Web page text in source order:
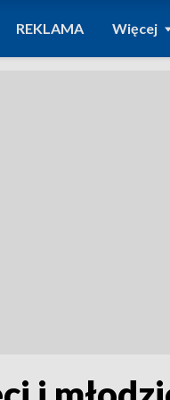
REKLAMA Więcej